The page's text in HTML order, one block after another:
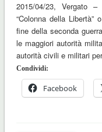
2015/04/23, Vergato
“Colonna della Libertà”
fine della seconda
le maggiori autorità
autorità civili e militari
Condividi:
Facebook